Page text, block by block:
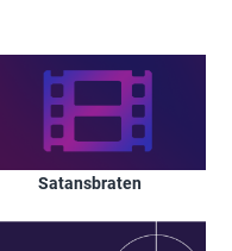
Satansbraten